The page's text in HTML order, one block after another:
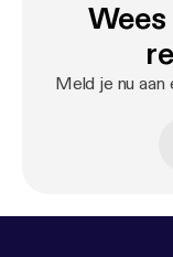
Meld je nu aan